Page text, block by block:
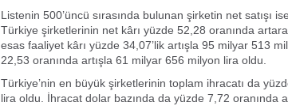
Listenin 500’üncü sırasında bulunan şirketin net satışı
Türkiye şirketlerinin net kârı yüzde 52,28 oranında
esas faaliyet kârı yüzde 34,07’lik artışla 95 milyar 513
22,53 oranında artışla 61 milyar 656 milyon lira oldu.
Türkiye’nin en büyük şirketlerinin toplam ihracatı da
lira oldu. İhracat dolar bazında da yüzde 7,72 oranında